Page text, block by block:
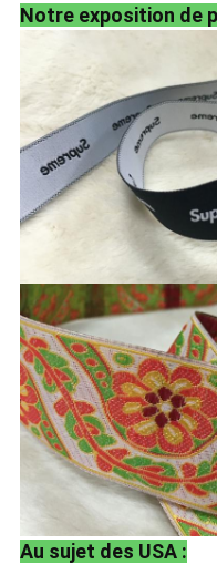
Notre exposition de
Au sujet des USA :